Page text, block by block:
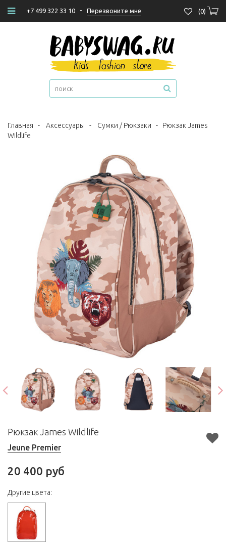
+7 499 322 33 10 - Перезвоните мне (0)
Главная - Аксессуары - Сумки / Рюкзаки - Рюкзак James
Wildlife
Рюкзак James Wildlife
Jeune Premier
20 400 руб
Другие цвета: